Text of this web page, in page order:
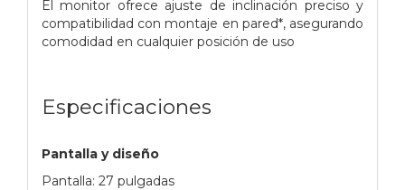
El monitor ofrece ajuste de inclinación preciso y
compatibilidad con montaje en pared*, asegurando
comodidad en cualquier posición de uso
Especificaciones
Pantalla y diseño
Pantalla: 27 pulgadas